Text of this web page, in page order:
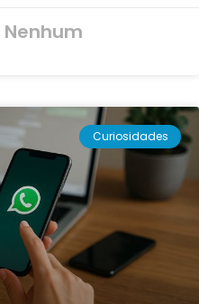
Nenhum
Curiosidades